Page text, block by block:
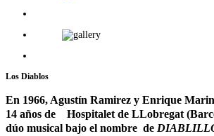
Los Diablos
En 1966, Agustín Ramirez y Enrique
14 años de Hospitalet de LLobregat
dúo musical bajo el nombre de